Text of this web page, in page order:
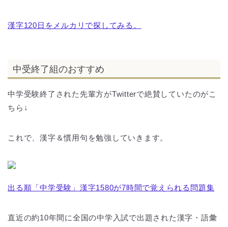
漢字120日をメルカリで探してみる。
中受終了組のおすすめ
中学受験終了された先輩方がTwitterで絶賛していたのがこ
ちら↓
これで、漢字＆慣用句を勉強していきます。
出る順「中学受験」漢字1580が7時間で覚えられる問題集
直近の約10年間に全国の中学入試で出題された漢字・語彙